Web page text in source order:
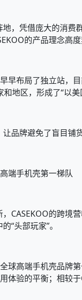
，凭借庞大的消费
的产品理念高
早布局了独立站，
地区，形成了“以
品牌避免了盲目铺
端手机壳第一梯队
CASEKOO的跨境
“头部玩家”。
球高端手机壳品牌
体验的平衡；相较